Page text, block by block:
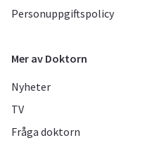
Personuppgiftspolicy
Mer av Doktorn
Nyheter
TV
Fråga doktorn